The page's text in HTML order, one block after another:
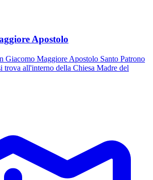
Apostolo
Giacomo Maggiore Apostolo Santo Patrono
trova all'interno della Chiesa Madre del